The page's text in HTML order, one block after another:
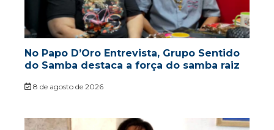
No Papo D’Oro Entrevista, Grupo Sentido
do Samba destaca a força do samba raiz
8 de agosto de 2026